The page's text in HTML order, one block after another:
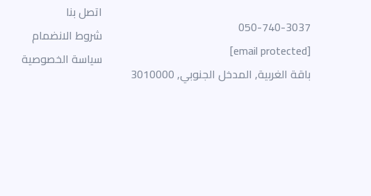
050-740-3037
[email protected]
باقة الغربية, المدخل الجنوبي, 3010000
اتصل بنا
شروط الانضمام
سياسة الخصوصية